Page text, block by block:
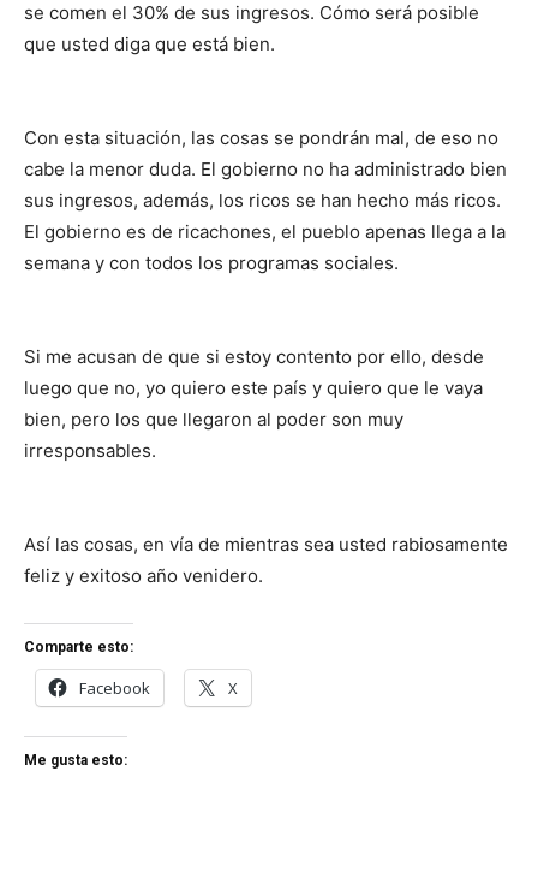
se comen el 30% de sus ingresos. Cómo será posible
que usted diga que está bien.
Con esta situación, las cosas se pondrán mal, de eso no
cabe la menor duda. El gobierno no ha administrado bien
sus ingresos, además, los ricos se han hecho más ricos.
El gobierno es de ricachones, el pueblo apenas llega a la
semana y con todos los programas sociales.
Si me acusan de que si estoy contento por ello, desde
luego que no, yo quiero este país y quiero que le vaya
bien, pero los que llegaron al poder son muy
irresponsables.
Así las cosas, en vía de mientras sea usted rabiosamente
feliz y exitoso año venidero.
Comparte esto:
Facebook X
Me gusta esto: